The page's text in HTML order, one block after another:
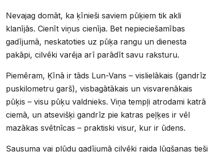
Nevajag domāt, ka ķīnieši saviem pūķiem tik akli
klanījās. Cienīt viņus cienīja. Bet nepieciešamības
gadījumā, neskatoties uz pūķa rangu un dienesta
pakāpi, cilvēki varēja arī parādīt savu raksturu.
Piemēram, Ķīnā ir tāds Lun-Vans – vislielākais (gandrīz
puskilometru garš), visbagātākais un visvarenākais
pūķis – visu pūķu valdnieks. Viņa tempļi atrodami katrā
ciemā, un atsevišķi gandrīz pie katras peļķes ir vēl
mazākas svētnīcas – praktiski visur, kur ir ūdens.
Sausuma vai plūdu gadījumā cilvēki raida lūgšanas tieši